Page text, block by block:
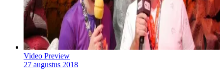
Video Preview
27 augustus 2018